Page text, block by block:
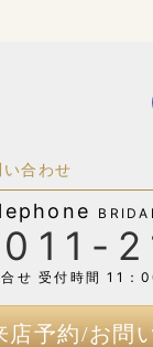
い合わせ
011-
合せ 受付時間 11
店予約/お問